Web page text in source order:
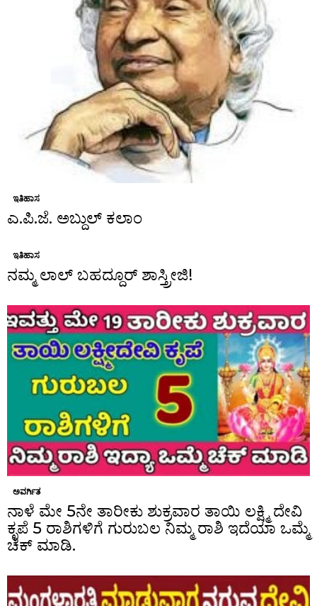
ಇತಿಹಾಸ
ಎ.ಪಿ.ಜೆ. ಅಬ್ದುಲ್ ಕಲಾಂ
ಇತಿಹಾಸ
ನಮ್ಮ ಲಾಲ್ ಬಹದ್ದೂರ್ ಶಾಸ್ತ್ರೀಜಿ!
ಅವರ್ಗಿತ
ನಾಳೆ ಮೇ 5ನೇ ತಾರೀಕು ಶುಕ್ರವಾರ ತಾಯಿ ಲಕ್ಷ್ಮಿ ದೇವಿ
ಕೃಪೆ 5 ರಾಶಿಗಳಿಗೆ ಗುರುಬಲ ನಿಮ್ಮ ರಾಶಿ ಇದೆಯಾ ಒಮ್ಮೆ
ಚೆಕ್ ಮಾಡಿ.